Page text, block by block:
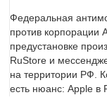
Федеральная
против корпорации
предустановке
RuStore и
на территории РФ.
есть нюанс: Apple в